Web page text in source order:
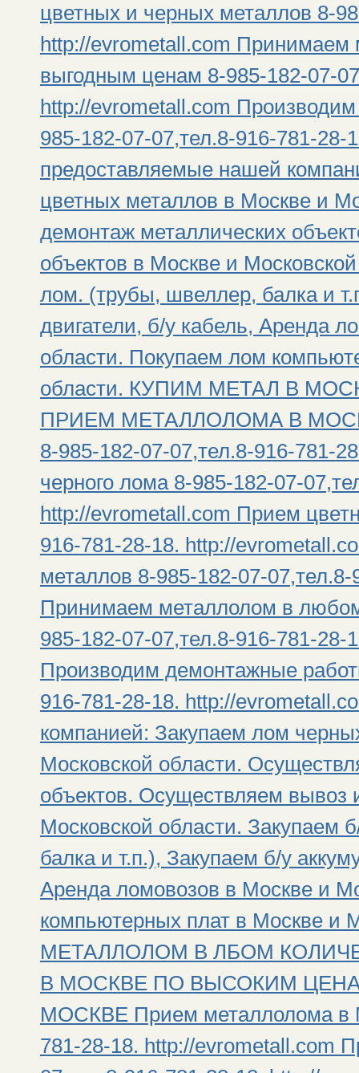
цветных и черных металлов 8-
http://evrometall.com
выгодным ценам 8-985-182-07-
http://evrometall.com
985-182-07-07,тел.8-916-781-28-
предоставляемые нашей
цветных металлов в Москве и
демонтаж металлических
объектов в Москве и
лом. (трубы, швеллер, балка и
двигатели, б/у кабель, Аренда
области. Покупаем лом
области. КУПИМ МЕТАЛ В
ПРИЕМ МЕТАЛЛОЛОМА В
8-985-182-07-07,тел.8-916-781-
черного лома 8-985-182-07-
http://evrometall.com Прием
916-781-28-18. http://
металлов 8-985-182-07-
Принимаем металлолом в
985-182-07-07,тел.8-916-781-28-
Производим демонтажные
916-781-28-18. http://
компанией: Закупаем лом
Московской области.
объектов. Осуществляем вывоз
Московской области. Закупаем
балка и т.п.), Закупаем б/у
Аренда ломовозов в Москве и
компьютерных плат в Москве
МЕТАЛЛОЛОМ В ЛБОМ
В МОСКВЕ ПО ВЫСОКИМ
МОСКВЕ Прием металлолома в
781-28-18. http://evrometall.com